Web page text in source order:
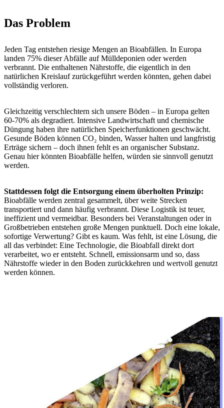
Das Problem
Jeden Tag entstehen riesige Mengen an Bioabfällen. In Europa
landen 75% dieser Abfälle auf Mülldeponien oder werden
verbrannt. Die enthaltenen Nährstoffe, die eigentlich in den
natürlichen Kreislauf zurückgeführt werden könnten, gehen dabei
vollständig verloren.
Gleichzeitig verschlechtern sich unsere Böden – in Europa gelten
60-70% als degradiert. Intensive Landwirtschaft und chemische
Düngung haben ihre natürlichen Speicherfunktionen geschwächt.
Gesunde Böden können CO₂ binden, Wasser halten und langfristig
Erträge sichern – doch ihnen fehlt es an organischer Substanz.
Genau hier könnten Bioabfälle helfen, würden sie sinnvoll genutzt
werden.
Stattdessen folgt die Entsorgung einem überholten Prinzip:
Bioabfälle werden zentral gesammelt, über weite Strecken
transportiert und dann häufig verbrannt. Diese Logistik ist teuer,
ineffizient und vermeidbar. Besonders bei Veranstaltungen oder in
Großbetrieben entstehen große Mengen punktuell. Doch eine lokale,
sofortige Verwertung? Gibt es kaum. Was fehlt, ist eine Lösung, die
all das verbindet: Eine Technologie, die Bioabfall direkt dort
verarbeitet, wo er entsteht. Schnell, emissionsarm und so, dass
Nährstoffe wieder in den Boden zurückkehren und wertvoll genutzt
werden können.